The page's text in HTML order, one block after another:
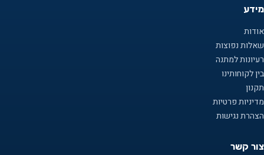
מידע
אודות
שאלות נפוצות
רעיונות למתנה
בין לקוחותינו
תקנון
מדיניות פרטיות
הצהרת נגישות
צור קשר